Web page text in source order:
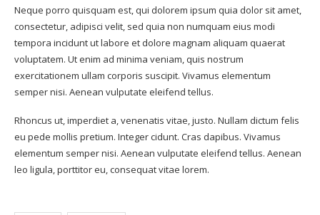
Neque porro quisquam est, qui dolorem ipsum quia dolor sit amet,
consectetur, adipisci velit, sed quia non numquam eius modi
tempora incidunt ut labore et dolore magnam aliquam quaerat
voluptatem. Ut enim ad minima veniam, quis nostrum
exercitationem ullam corporis suscipit. Vivamus elementum
semper nisi. Aenean vulputate eleifend tellus.
Rhoncus ut, imperdiet a, venenatis vitae, justo. Nullam dictum felis
eu pede mollis pretium. Integer cidunt. Cras dapibus. Vivamus
elementum semper nisi. Aenean vulputate eleifend tellus. Aenean
leo ligula, porttitor eu, consequat vitae lorem.